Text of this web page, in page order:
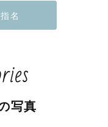
気をもらえました。
写真